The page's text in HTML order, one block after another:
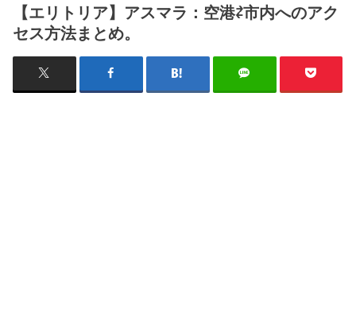
【エリトリア】アスマラ：空港⇄市内へのアク
セス方法まとめ。